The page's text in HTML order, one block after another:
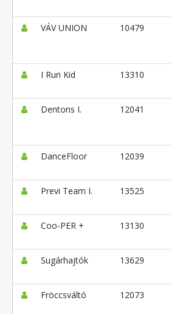
VÁV UNION 10479
I Run Kid 13310
Dentons I. 12041
DanceFloor 12039
Previ Team I. 13525
Coo-PER + 13130
Sugárhajtók 13629
Fröccsváltó 12073